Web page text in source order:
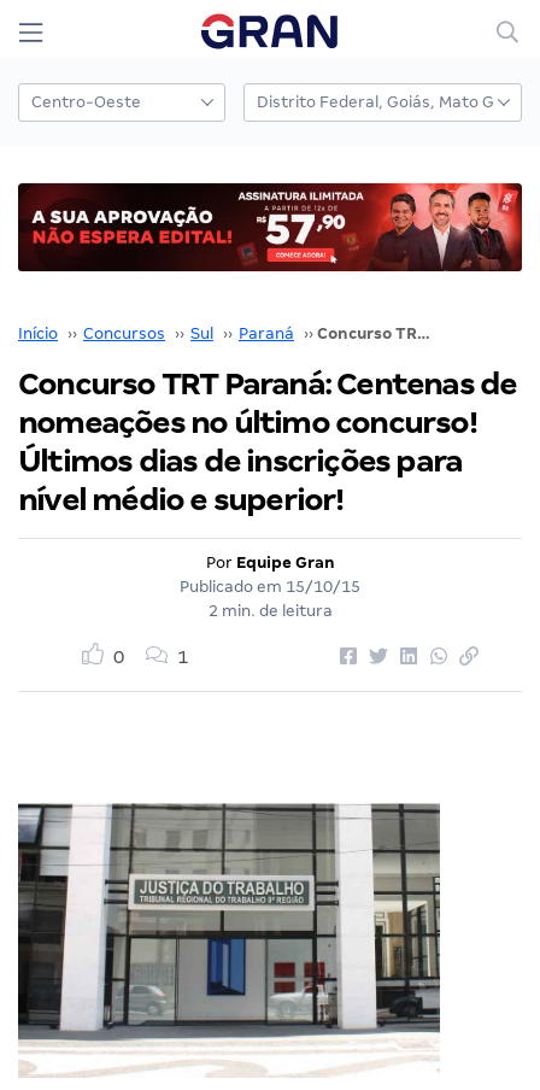
Início ›› Concursos ›› Sul ›› Paraná ›› Concurso TRT Paraná: Centenas de nomeações no último concurso! Últimos dias de inscrições para nível médio e superior!
Concurso TRT Paraná: Centenas de
nomeações no último concurso!
Últimos dias de inscrições para
nível médio e superior!
Por Equipe Gran
Publicado em 15/10/15
2 min. de leitura
0 1